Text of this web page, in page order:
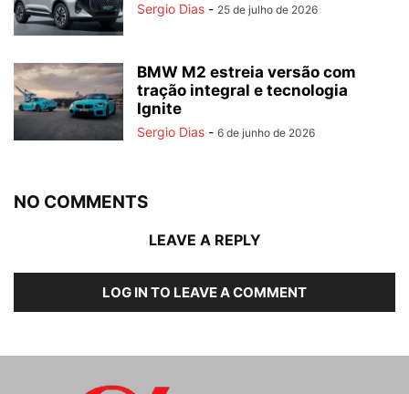
Sergio Dias - 25 de julho de 2026
BMW M2 estreia versão com
tração integral e tecnologia
Ignite
Sergio Dias - 6 de junho de 2026
NO COMMENTS
LEAVE A REPLY
LOG IN TO LEAVE A COMMENT